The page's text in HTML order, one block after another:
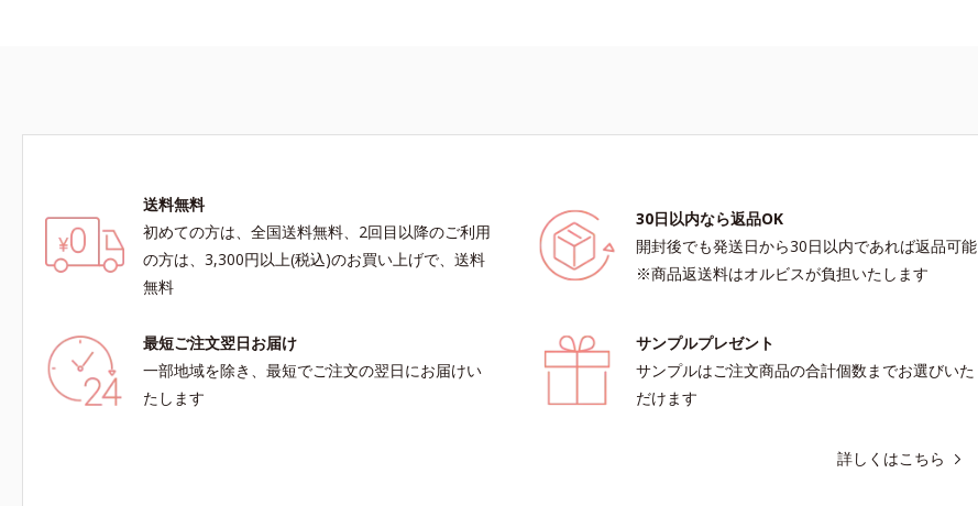
線吸収剤フリーなのに高SPF値、さらにスキンプ
肌表面をガードします。【カバー効果】保湿性凹
凸カバー複合成分(*4)肌悩みが気になる時でも、
ただ隠すだけでなく、乾きやすい肌にうるおいを
届けながら、光拡散効果で乾燥小ジワや毛穴もカ
し、うるおいはしっかり残すことでカバー力を保
ちます。*1 メイク効果による*2 角層の範囲内*3
スキンプロテクト※複合成分配合＝肌を保護し、
送料無料
初めての方は、全国送料無料、2回目以降のご利用
の方は、3,300円以上(税込)のお買い上げで、送料
無料
30日以内なら返品OK
開封後でも発送日から30日以内であれば返品可能
※商品返送料はオルビスが負担いたします
最短ご注文翌日お届け
一部地域を除き、最短でご注文の翌日にお届けい
たします
サンプルプレゼント
サンプルはご注文商品の合計個数までお選びいた
だけます
詳しくはこちら